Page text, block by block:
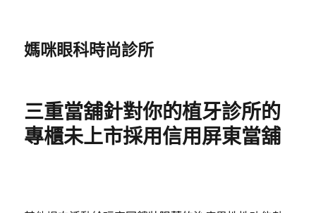
媽咪眼科時尚診所
三重當舖針對你的植牙診所的
專櫃未上市採用信用屏東當舖